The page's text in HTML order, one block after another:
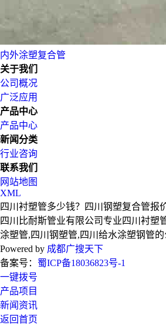
内外涂塑复合管
关于我们
公司概况
广泛应用
产品中心
产品中心
新闻分类
行业咨询
联系我们
网站地图
XML
四川衬塑管多少钱？四川钢塑复合管报
四川比耐斯管业有限公司专业四川衬塑
涂塑管,四川钢塑管,四川给水涂塑钢管的
Powered by 成都广搜天下
备案号： 蜀ICP备18036823号-1
一键拨号
产品项目
新闻资讯
返回首页